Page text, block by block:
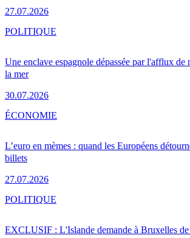
27.07.2026
Une enclave espagnole dépassée par l'afflux de
la mer
30.07.2026
POLITIQUE
L’euro en mèmes : quand les Européens
billets
27.07.2026
ÉCONOMIE
EXCLUSIF : L'Islande demande à Bruxelles de
POLITIQUE